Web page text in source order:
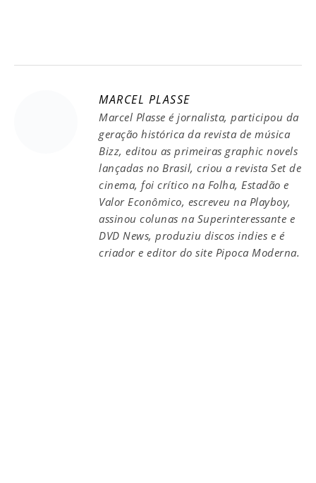
MARCEL PLASSE
Marcel Plasse é jornalista, participou da
geração histórica da revista de música
Bizz, editou as primeiras graphic novels
lançadas no Brasil, criou a revista Set de
cinema, foi crítico na Folha, Estadão e
Valor Econômico, escreveu na Playboy,
assinou colunas na Superinteressante e
DVD News, produziu discos indies e é
criador e editor do site Pipoca Moderna.